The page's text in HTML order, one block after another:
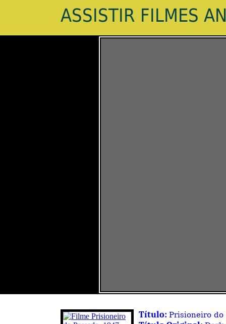
ASSISTIR FILMES
Título: Prisioneiro do